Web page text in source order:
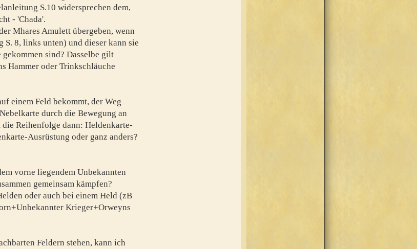
S.10 widersprechen dem,
- 'Chada'.
Mhares Amulett übergeben, wenn
8, links unten) und dieser kann sie
sind? Dasselbe gilt
Hammer oder Trinkschläuche
einem Feld bekommt, der Weg
durch die Bewegung an
Reihenfolge dann: Heldenkarte-
Ausrüstung oder ganz anders?
vorne liegendem Unbekannten
gemeinsam kämpfen?
oder auch bei einem Held (zB
Krieger+Orweyns
Feldern stehen, kann ich